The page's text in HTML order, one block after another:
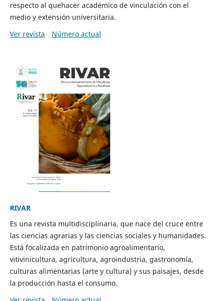
respecto al quehacer académico de vinculación con el
medio y extensión universitaria.
Ver revista
Número actual
RIVAR
Es una revista multidisciplinaria, que nace del cruce entre
las ciencias agrarias y las ciencias sociales y humanidades.
Está focalizada en patrimonio agroalimentario,
vitivinicultura, agricultura, agroindustria, gastronomía,
culturas alimentarias (arte y cultura) y sus paisajes, desde
la producción hasta el consumo.